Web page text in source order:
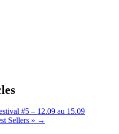
#5 – 12.09 au 15.09
Sellers » →